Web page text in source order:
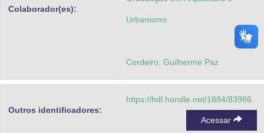
Colaborador(es):
Urbanismo
Cordeiro, Guilherme Paz
Outros identificadores:
https://hdl.handle.net/1884/83986
Acessar